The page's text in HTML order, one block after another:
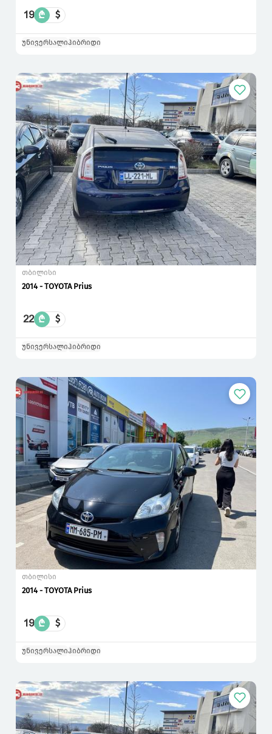
19 ₾ $
უნივერსალიჰიბრიდი
თბილისი
2014 - TOYOTA Prius
22 ₾ $
უნივერსალიჰიბრიდი
თბილისი
2014 - TOYOTA Prius
19 ₾ $
უნივერსალიჰიბრიდი